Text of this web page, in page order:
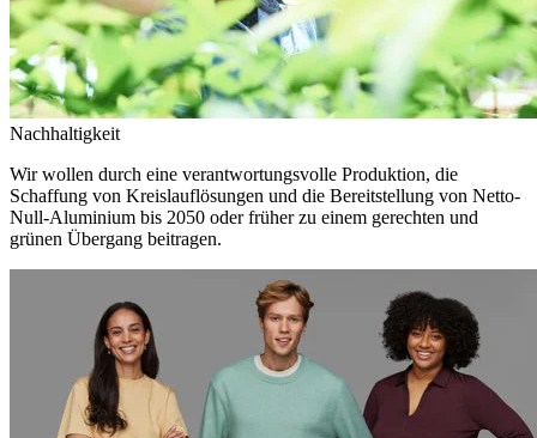
Nachhaltigkeit
Wir wollen durch eine verantwortungsvolle Produktion, die
Schaffung von Kreislauflösungen und die Bereitstellung von Netto-
Null-Aluminium bis 2050 oder früher zu einem gerechten und
grünen Übergang beitragen.